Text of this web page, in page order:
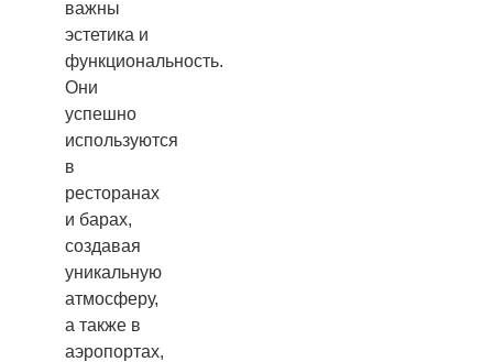
важны
эстетика и
функциональность.
Они
успешно
используются
в
ресторанах
и барах,
создавая
уникальную
атмосферу,
а также в
аэропортах,